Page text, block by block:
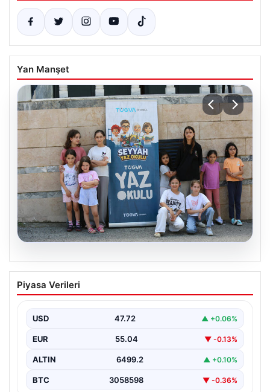
Yan Manşet
06.08.2026
TÜGVA’dan çocuklar için meydan
şenlikleri
Piyasa Verileri
USD 47.72 ▲ +0.06%
EUR 55.04 ▼ -0.13%
ALTIN 6499.2 ▲ +0.10%
BTC 3058598 ▼ -0.36%